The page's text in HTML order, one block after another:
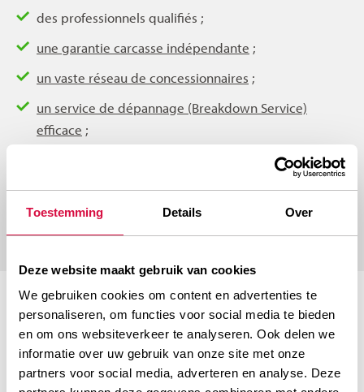
Toestemming Details Over
Deze website maakt gebruik van cookies
We gebruiken cookies om content en advertenties te
personaliseren, om functies voor social media te bieden
en om ons websiteverkeer te analyseren. Ook delen we
informatie over uw gebruik van onze site met onze
partners voor social media, adverteren en analyse. Deze
des professionnels qualifiés ;
une garantie carcasse indépendante ;
un vaste réseau de concessionnaires ;
un service de dépannage (Breakdown Service)
efficace ;
une livraison rapide et un niveau de stock important ;
une production durable selon les normes les plus
modernes.